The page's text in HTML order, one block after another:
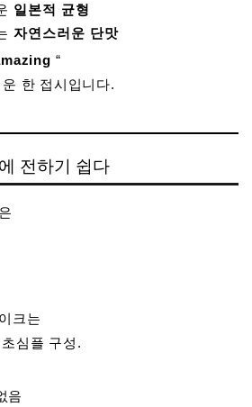
일본적 균형
자연스러운 단맛
“
한 접시입니다.
전하기 쉽다
크는
심플 구성.
음